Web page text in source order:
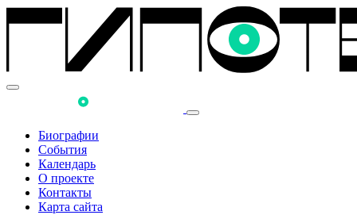
Биографии
События
Календарь
О проекте
Контакты
Карта сайта